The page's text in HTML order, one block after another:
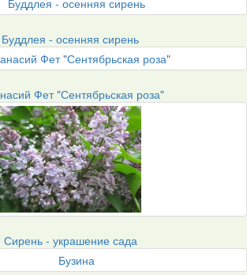
Буддлея - осенняя сирень
Фет "Сентябрьская роза"
Сирень - украшение сада